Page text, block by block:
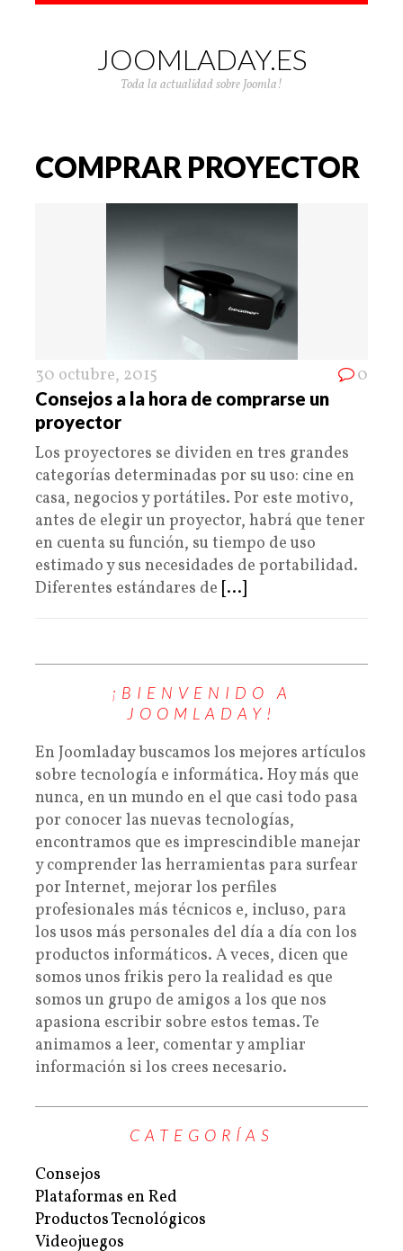
JOOMLADAY.ES
Toda la actualidad sobre Joomla!
COMPRAR PROYECTOR
30 octubre, 2015 0
Consejos a la hora de comprarse un
proyector
Los proyectores se dividen en tres grandes
categorías determinadas por su uso: cine en
casa, negocios y portátiles. Por este motivo,
antes de elegir un proyector, habrá que tener
en cuenta su función, su tiempo de uso
estimado y sus necesidades de portabilidad.
Diferentes estándares de [...]
¡BIENVENIDO A
JOOMLADAY!
En Joomladay buscamos los mejores artículos
sobre tecnología e informática. Hoy más que
nunca, en un mundo en el que casi todo pasa
por conocer las nuevas tecnologías,
encontramos que es imprescindible manejar
y comprender las herramientas para surfear
por Internet, mejorar los perfiles
profesionales más técnicos e, incluso, para
los usos más personales del día a día con los
productos informáticos. A veces, dicen que
somos unos frikis pero la realidad es que
somos un grupo de amigos a los que nos
apasiona escribir sobre estos temas. Te
animamos a leer, comentar y ampliar
información si los crees necesario.
CATEGORÍAS
Consejos
Plataformas en Red
Productos Tecnológicos
Videojuegos